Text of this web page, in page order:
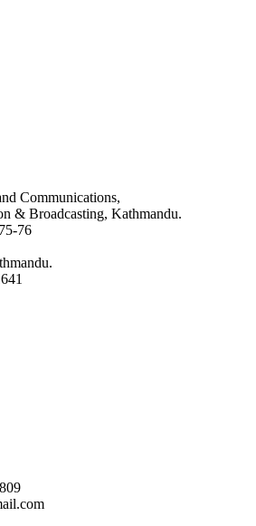
Communications,
& Broadcasting, Kathmandu.
76